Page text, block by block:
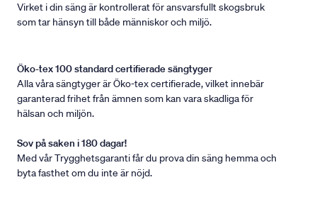
Virket i din säng är kontrollerat för ansvarsfullt skogsbruk
som tar hänsyn till både människor och miljö.
Öko-tex 100 standard certifierade sängtyger
Alla våra sängtyger är Öko-tex certifierade, vilket innebär
garanterad frihet från ämnen som kan vara skadliga för
hälsan och miljön.
Sov på saken i 180 dagar!
Med vår Trygghetsgaranti får du prova din säng hemma och
byta fasthet om du inte är nöjd.